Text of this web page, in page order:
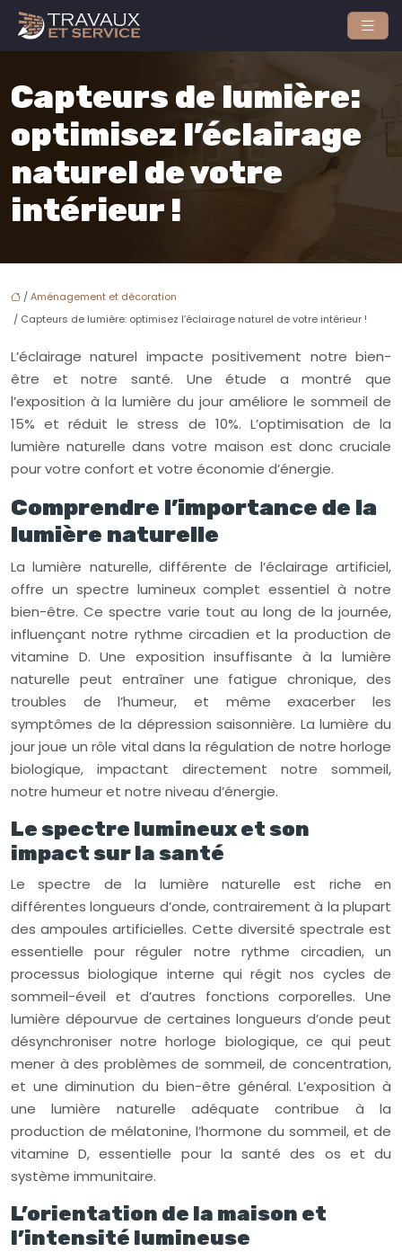
Capteurs de lumière:
optimisez l’éclairage
naturel de votre
intérieur !
/Aménagement et décoration
/ Capteurs de lumière: optimisez l’éclairage naturel de votre intérieur !
L’éclairage naturel impacte positivement notre bien-
être et notre santé. Une étude a montré que
l’exposition à la lumière du jour améliore le sommeil de
15% et réduit le stress de 10%. L’optimisation de la
lumière naturelle dans votre maison est donc cruciale
pour votre confort et votre économie d’énergie.
Comprendre l’importance de la
lumière naturelle
La lumière naturelle, différente de l’éclairage artificiel,
offre un spectre lumineux complet essentiel à notre
bien-être. Ce spectre varie tout au long de la journée,
influençant notre rythme circadien et la production de
vitamine D. Une exposition insuffisante à la lumière
naturelle peut entraîner une fatigue chronique, des
troubles de l’humeur, et même exacerber les
symptômes de la dépression saisonnière. La lumière du
jour joue un rôle vital dans la régulation de notre horloge
biologique, impactant directement notre sommeil,
notre humeur et notre niveau d’énergie.
Le spectre lumineux et son
impact sur la santé
Le spectre de la lumière naturelle est riche en
différentes longueurs d’onde, contrairement à la plupart
des ampoules artificielles. Cette diversité spectrale est
essentielle pour réguler notre rythme circadien, un
processus biologique interne qui régit nos cycles de
sommeil-éveil et d’autres fonctions corporelles. Une
lumière dépourvue de certaines longueurs d’onde peut
désynchroniser notre horloge biologique, ce qui peut
mener à des problèmes de sommeil, de concentration,
et une diminution du bien-être général. L’exposition à
une lumière naturelle adéquate contribue à la
production de mélatonine, l’hormone du sommeil, et de
vitamine D, essentielle pour la santé des os et du
système immunitaire.
L’orientation de la maison et
l’intensité lumineuse